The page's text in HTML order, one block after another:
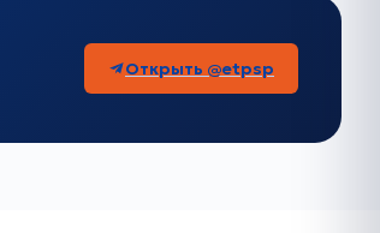
Открыть @etpsp